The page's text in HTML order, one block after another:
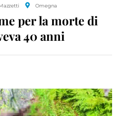
Omegna
per la morte di
40 anni